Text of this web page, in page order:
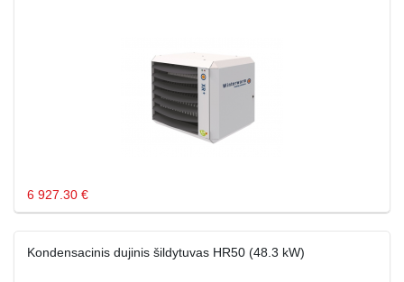
6 927.30 €
Kondensacinis dujinis šildytuvas HR50 (48.3 kW)